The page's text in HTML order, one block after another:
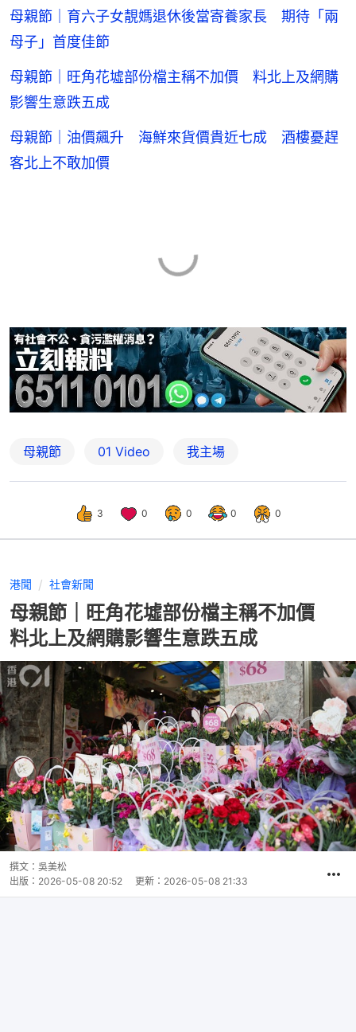
母親節｜育六子女靚媽退休後當寄養家長 期待「兩
母子」首度佳節
母親節｜旺角花墟部份檔主稱不加價 料北上及網購
影響生意跌五成
母親節｜油價飆升 海鮮來貨價貴近七成 酒樓憂趕
客北上不敢加價
母親節 01 Video 我主場
3 0 0 0 0
港聞 社會新聞
母親節｜旺角花墟部份檔主稱不加價
料北上及網購影響生意跌五成
撰文： 吳美松
出版： 2026-05-08 20:52 更新： 2026-05-08 21:33